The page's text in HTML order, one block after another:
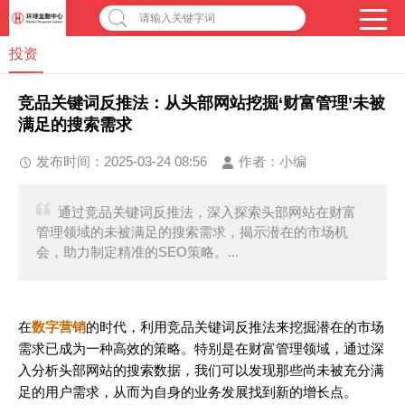
请输入关键字词
投资
竞品关键词反推法：从头部网站挖掘‘财富管理’未被
满足的搜索需求
发布时间：2025-03-24 08:56 作者： 小编
通过竞品关键词反推法，深入探索头部网站在财富
管理领域的未被满足的搜索需求，揭示潜在的市场机
会，助力制定精准的SEO策略。...
在数字营销的时代，利用竞品关键词反推法来挖掘潜在的市场
需求已成为一种高效的策略。特别是在财富管理领域，通过深
入分析头部网站的搜索数据，我们可以发现那些尚未被充分满
足的用户需求，从而为自身的业务发展找到新的增长点。